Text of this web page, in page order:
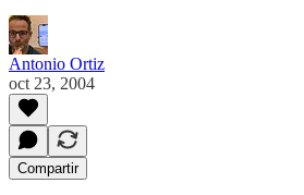
Antonio Ortiz
oct 23, 2004
Compartir